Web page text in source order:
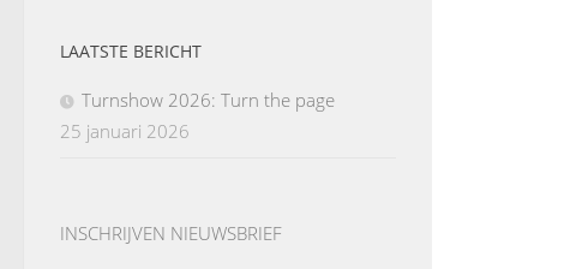
LAATSTE BERICHT
Turnshow 2026: Turn the page
25 januari 2026
INSCHRIJVEN NIEUWSBRIEF